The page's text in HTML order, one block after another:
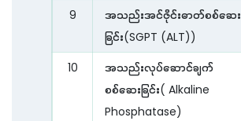
9
အသည်းအင်ဇိုင်းဓာတ်စစ်ဆေး
ခြင်း(SGPT (ALT))
10
အသည်းလုပ်ဆောင်ချက်
စစ်ဆေးခြင်း( Alkaline
Phosphatase)